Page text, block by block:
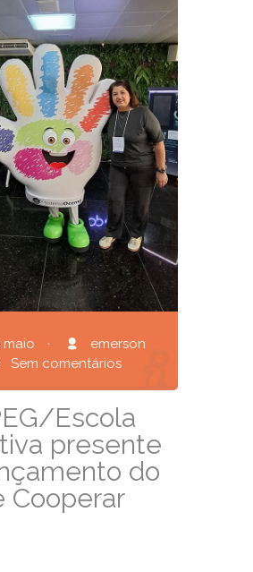
maio ·
emerson
Sem comentários
Escola
presente
do
Cooperar